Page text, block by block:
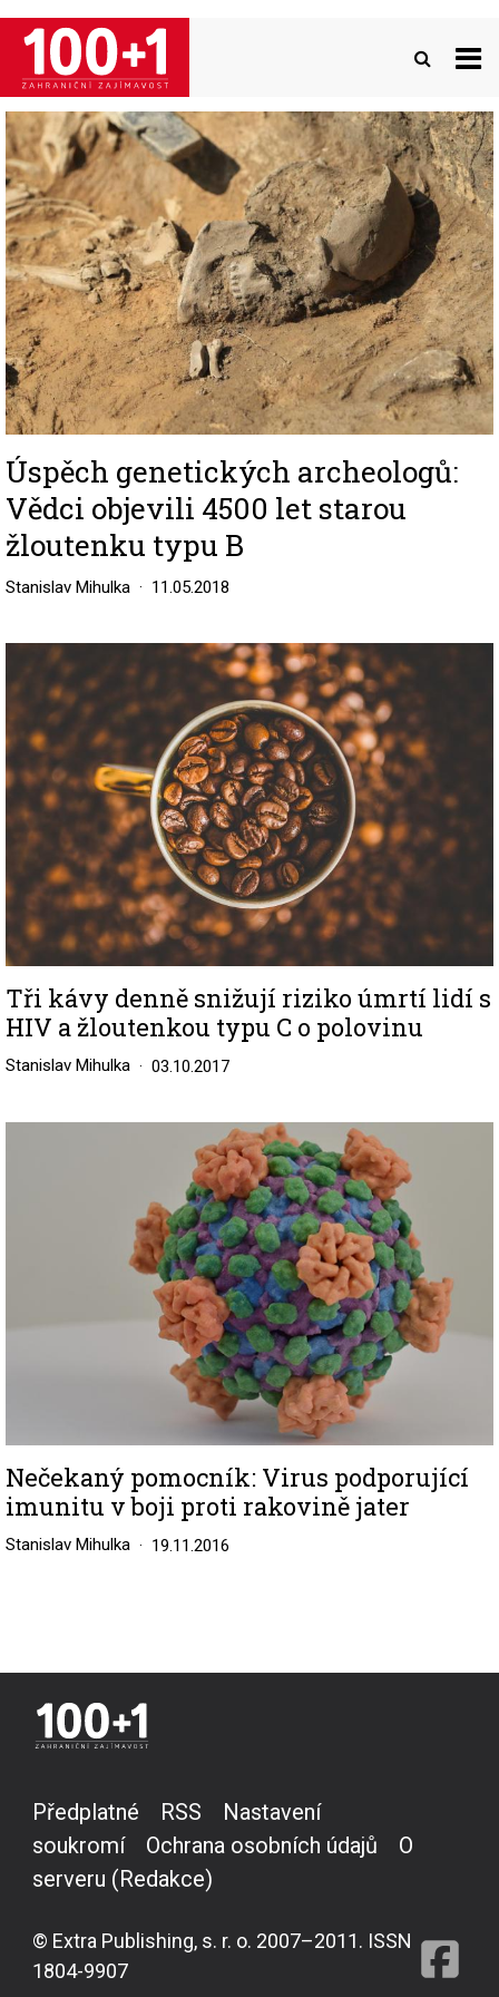
Přejít
hlavnímu
obsahu
Image
Úspěch genetických archeologů:
Vědci objevili 4500 let starou
žloutenku typu B
Stanislav Mihulka 11.05.2018
Image
Tři kávy denně snižují riziko úmrtí lidí s
HIV a žloutenkou typu C o polovinu
Stanislav Mihulka 03.10.2017
Nečekaný pomocník: Virus podporující
imunitu v boji proti rakovině jater
Stanislav Mihulka 19.11.2016
Předplatné RSS
Nastavení
soukromí
Ochrana osobních údajů
O
serveru (Redakce)
© Extra Publishing, s. r. o. 2007–2011. ISSN
1804-9907